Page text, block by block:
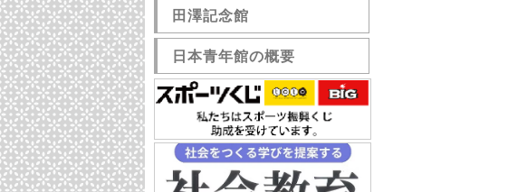
田澤記念館
日本青年館の概要